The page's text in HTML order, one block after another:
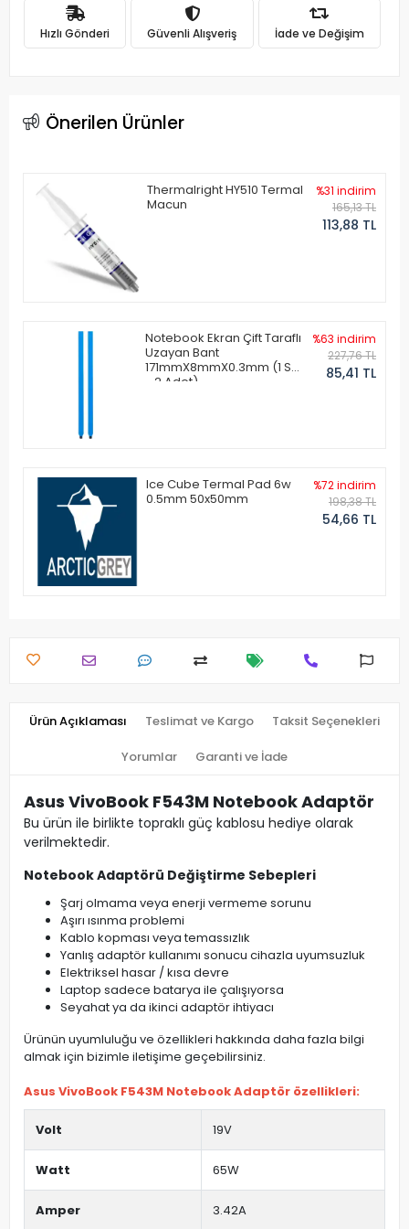
Hızlı Gönderi Güvenli Alışveriş İade ve Değişim
Önerilen Ürünler
Thermalright HY510 Termal
Macun
%31 indirim
165,13 TL
113,88 TL
Notebook Ekran Çift Taraflı
Uzayan Bant
171mmX8mmX0.3mm (1 Set
- 2 Adet)
%63 indirim
227,76 TL
85,41 TL
Ice Cube Termal Pad 6w
0.5mm 50x50mm
%72 indirim
198,38 TL
54,66 TL
Ürün Açıklaması Teslimat ve Kargo Taksit Seçenekleri
Yorumlar Garanti ve İade
Asus VivoBook F543M Notebook Adaptör
Bu ürün ile birlikte topraklı güç kablosu hediye olarak
verilmektedir.
Notebook Adaptörü Değiştirme Sebepleri
Şarj olmama veya enerji vermeme sorunu
Aşırı ısınma problemi
Kablo kopması veya temassızlık
Yanlış adaptör kullanımı sonucu cihazla uyumsuzluk
Elektriksel hasar / kısa devre
Laptop sadece batarya ile çalışıyorsa
Seyahat ya da ikinci adaptör ihtiyacı
Ürünün uyumluluğu ve özellikleri hakkında daha fazla bilgi
almak için bizimle iletişime geçebilirsiniz.
Asus VivoBook F543M Notebook Adaptör özellikleri:
Volt 19V
Watt 65W
Amper 3.42A